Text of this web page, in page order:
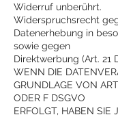
Widerruf unberührt.
Widerspruchsrecht
Datenerhebung in
sowie gegen
Direktwerbung (Art. 21
WENN DIE
GRUNDLAGE VON
ODER F DSGVO
ERFOLGT, HABEN SIE